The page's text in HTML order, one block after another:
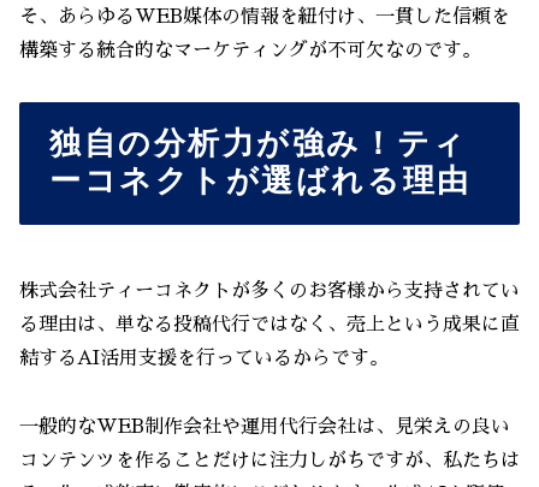
そ、あらゆるWEB媒体の情報を紐付け、一貫した信頼を
構築する統合的なマーケティングが不可欠なのです。
独自の分析力が強み！ティ
ーコネクトが選ばれる理由
株式会社ティーコネクトが多くのお客様から支持されてい
る理由は、単なる投稿代行ではなく、売上という成果に直
結するAI活用支援を行っているからです。
一般的なWEB制作会社や運用代行会社は、見栄えの良い
コンテンツを作ることだけに注力しがちですが、私たちは